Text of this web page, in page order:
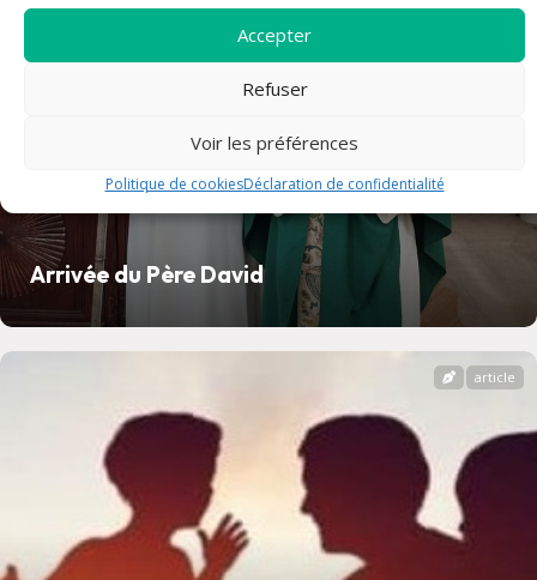
Accepter
Refuser
Voir les préférences
Politique de cookiesDéclaration de confidentialité
Arrivée du Père David
article